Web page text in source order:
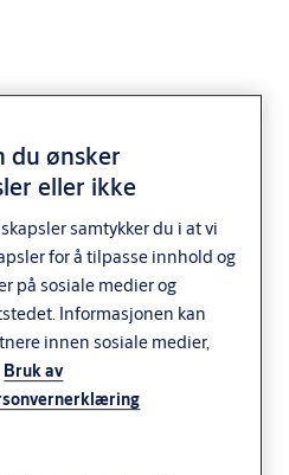
du ønsker
eller ikke
samtykker du i at vi
for å tilpasse innhold og
på sosiale medier og
Informasjonen kan
innen sosiale medier,
Bruk av